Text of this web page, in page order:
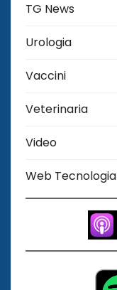
TG News
Urologia
Vaccini
Veterinaria
Video
Web Tecnologia